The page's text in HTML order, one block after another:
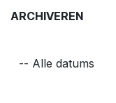
ARCHIVEREN